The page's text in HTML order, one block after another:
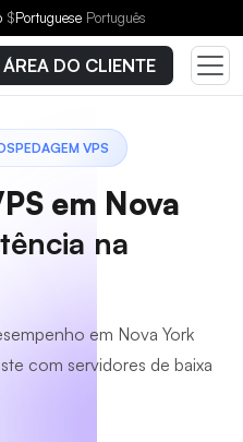
$Portuguese Português
ÁREA DO CLIENTE
VPS
em Nova
na
em Nova York
com servidores de baixa